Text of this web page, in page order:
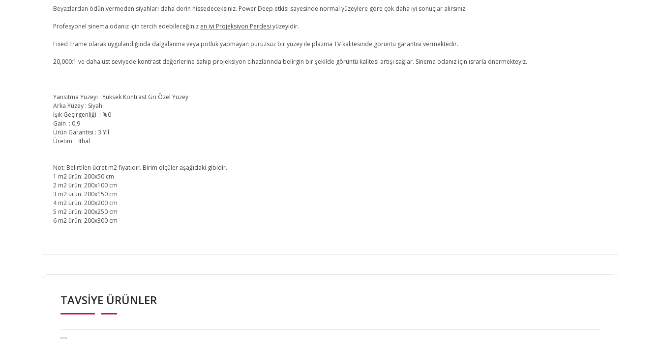
Beyazlardan ödün vermeden siyahları daha derin hissedeceksiniz. Power Deep etkisi sayesinde normal yüzeylere göre çok daha iyi sonuçlar alırsınız.
Profesyonel sinema odanız için tercih edebileceğiniz en iyi Projeksiyon Perdesi yüzeyidir.
Fixed Frame olarak uygulandığında dalgalanma veya potluk yapmayan pürüzsüz bir yüzey ile plazma TV kalitesinde görüntü garantisi vermektedir.
20,000:1 ve daha üst seviyede kontrast değerlerine sahip projeksiyon cihazlarında belirgin bir şekilde görüntü kalitesi artışı sağlar. Sinema odanız için ısrarla önermekteyiz.
Yansıtma Yüzeyi : Yüksek Kontrast Gri Özel Yüzey
Arka Yüzey : Siyah
Işık Geçirgenliği : %0
Gain : 0,9
Ürün Garantisi : 3 Yıl
Üretim : İthal
Not: Belirtilen ücret m2 fiyatıdır. Birim ölçüler aşağıdaki gibidir.
1 m2 ürün: 200x50 cm
2 m2 ürün: 200x100 cm
3 m2 ürün: 200x150 cm
4 m2 ürün: 200x200 cm
5 m2 ürün: 200x250 cm
6 m2 ürün: 200x300 cm
Ürün resmi kalitesiz, bozuk veya görüntülenemiyor.
Ürün açıklamasında eksik bilgiler bulunuyor.
TAVSİYE ÜRÜNLER